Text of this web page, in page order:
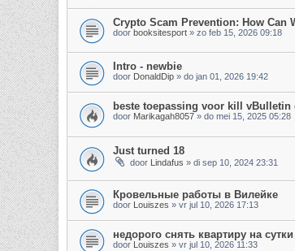
Crypto Scam Prevention: How Can
door booksitesport » zo feb 15, 2026 09:18
Intro - newbie
door DonaldDip » do jan 01, 2026 19:42
beste toepassing voor kill vBulletin
door Marikagah8057 » do mei 15, 2025 05:28
Just turned 18
door Lindafus » di sep 10, 2024 23:31
Кровельные работы в Вилейке
door Louiszes » vr jul 10, 2026 17:13
недорого снять квартиру на
door Louiszes » vr jul 10, 2026 11:33